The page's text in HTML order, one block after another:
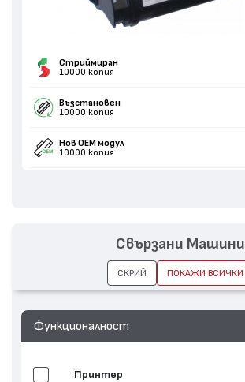
Стриймиран
10000 копия
Възстановен
10000 копия
Нов ОЕМ модул
10000 копия
Функционалност
Принтер
Свързани Машини
СКРИЙ ПОКАЖИ ВСИЧКИ